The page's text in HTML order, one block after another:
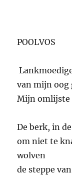
POOLVOS
van mijn oog
Mijn omlijste
De berk, in
om niet te
wolven
de steppe